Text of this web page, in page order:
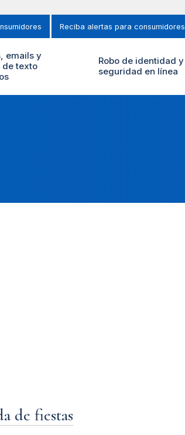
Reciba alertas para consumidores
emails y
de texto
Robo de identidad y
seguridad en línea
de fiestas